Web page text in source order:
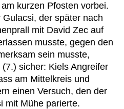
kurzen Pfosten vorbei.
der später nach
mit David Zec auf
musste, gegen den
sein musste,
sicher: Kiels Angreifer
am Mittelkreis und
einen Versuch, den der
mit Mühe parierte.